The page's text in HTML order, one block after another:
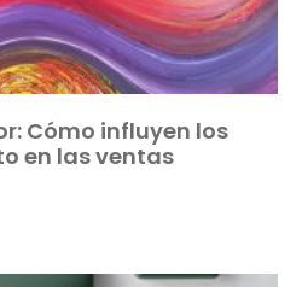
Cómo influyen los
en las ventas